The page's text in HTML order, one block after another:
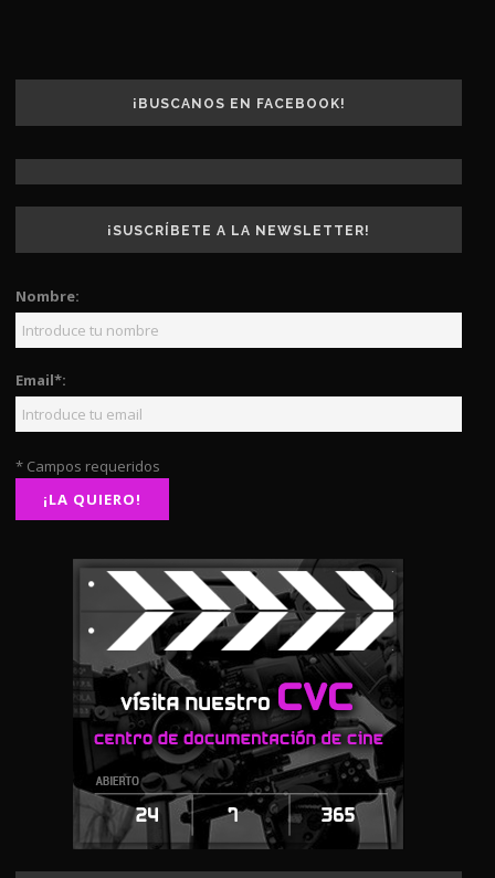
¡BUSCANOS EN FACEBOOK!
¡SUSCRÍBETE A LA NEWSLETTER!
Nombre:
Email*:
* Campos requeridos